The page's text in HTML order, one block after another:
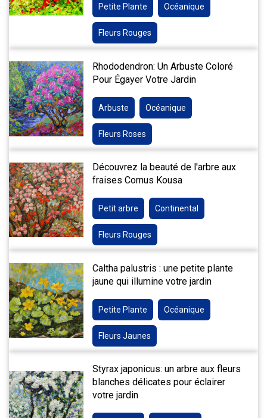
Petite Plante Océanique
Fleurs Rouges
Rhododendron: Un Arbuste Coloré
Pour Égayer Votre Jardin
Arbuste Océanique
Fleurs Roses
Découvrez la beauté de l'arbre aux
fraises Cornus Kousa
Petit arbre Continental
Fleurs Rouges
Caltha palustris : une petite plante
jaune qui illumine votre jardin
Petite Plante Océanique
Fleurs Jaunes
Styrax japonicus: un arbre aux fleurs
blanches délicates pour éclairer
votre jardin